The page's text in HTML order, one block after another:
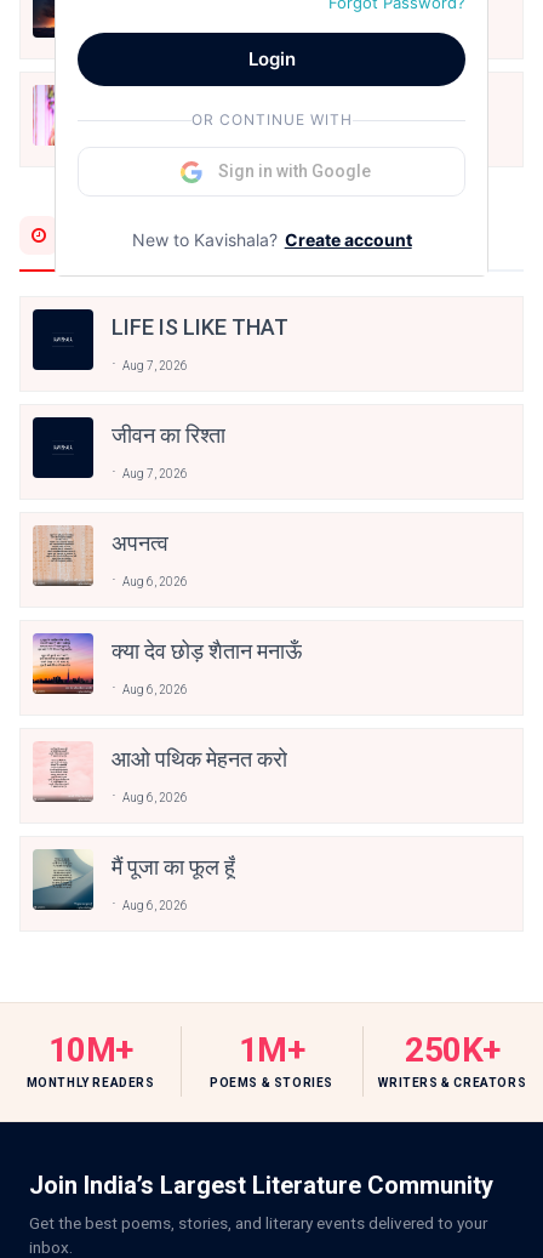
May 12, 2024
अनामिका अम्बर जैन
Most Recent
LIFE IS LIKE THAT
Aug 7, 2026
जीवन का रिश्ता
Aug 7, 2026
अपनत्व
Aug 6, 2026
क्या देव छोड़ शैतान मनाऊँ
Aug 6, 2026
आओ पथिक मेहनत करो
Aug 6, 2026
मैं पूजा का फूल हूँ
Aug 6, 2026
10M+
MONTHLY READERS
1M+
POEMS & STORIES
250K+
WRITERS & CREATORS
Join India’s Largest Literature Community
Get the best poems, stories, and literary events delivered to your
inbox.
Login
OR CONTINUE WITH
Sign in with Google
New to Kavishala? Create account